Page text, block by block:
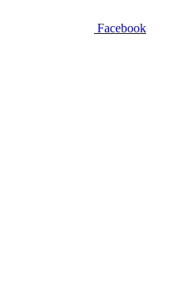
Facebook